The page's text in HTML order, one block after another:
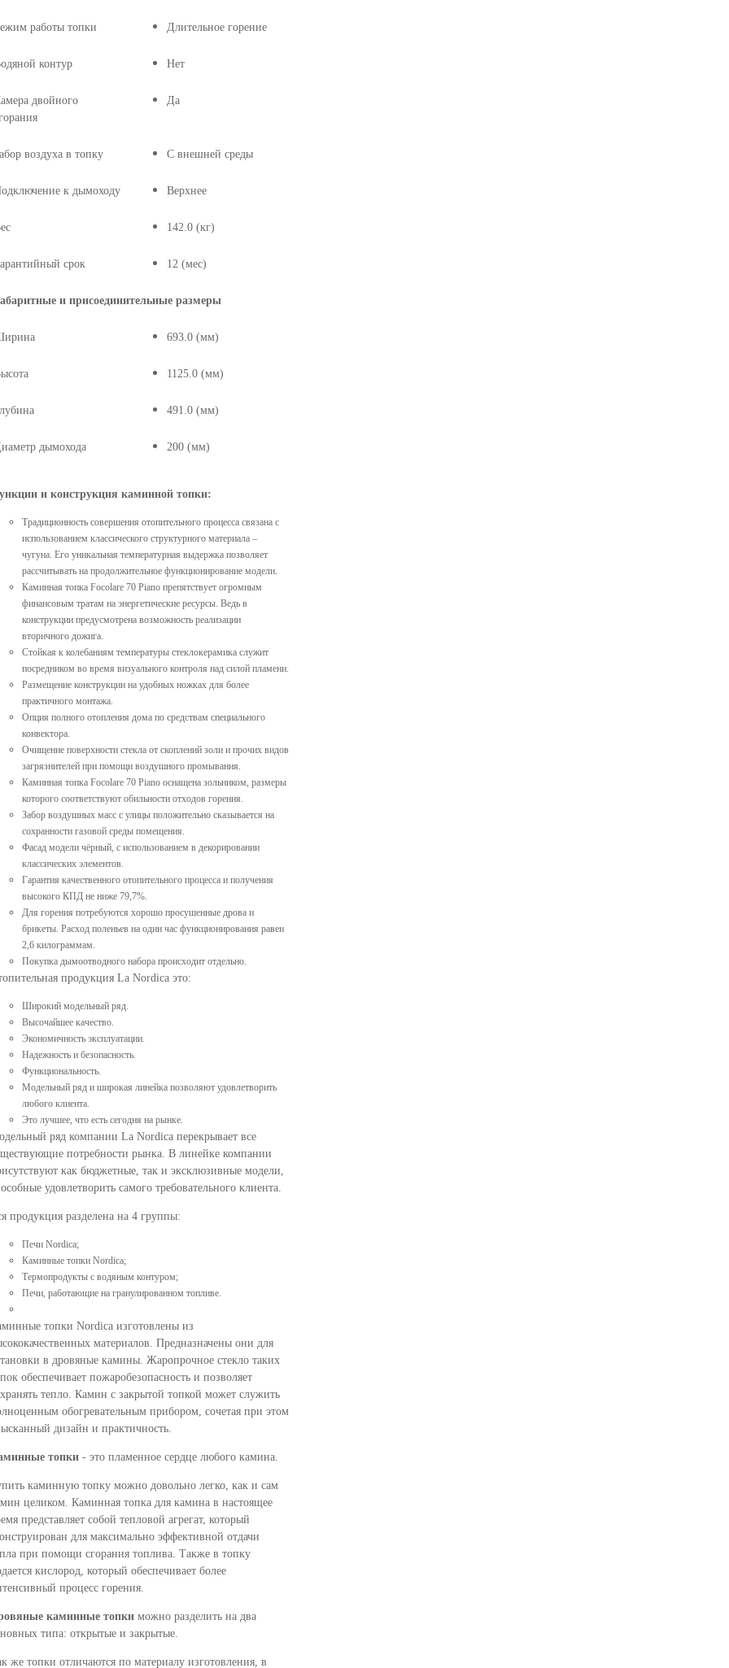
работы топки Длительное горение
контур Нет
двойного
Да
воздуха в топку С внешней среды
к дымоходу Верхнее
142.0 (кг)
срок 12 (мес)
и присоединительные размеры
693.0 (мм)
1125.0 (мм)
491.0 (мм)
дымохода 200 (мм)
и конструкция каминной топки:
Традиционность совершения отопительного процесса связана с
использованием классического структурного материала –
чугуна. Его уникальная температурная выдержка позволяет
рассчитывать на продолжительное функционирование модели.
Каминная топка Focolare 70 Piano препятствует огромным
финансовым тратам на энергетические ресурсы. Ведь в
конструкции предусмотрена возможность реализации
вторичного дожига.
Стойкая к колебаниям температуры стеклокерамика служит
посредником во время визуального контроля над силой пламени.
Размещение конструкции на удобных ножках для более
практичного монтажа.
Опция полного отопления дома по средствам специального
конвектора.
Очищение поверхности стекла от скоплений золи и прочих видов
загрязнителей при помощи воздушного промывания.
Каминная топка Focolare 70 Piano оснащена зольником, размеры
которого соответствуют обильности отходов горения.
Забор воздушных масс с улицы положительно сказывается на
сохранности газовой среды помещения.
Фасад модели чёрный, с использованием в декорировании
классических элементов.
Гарантия качественного отопительного процесса и получения
высокого КПД не ниже 79,7%.
Для горения потребуются хорошо просушенные дрова и
брикеты. Расход поленьев на один час функционирования равен
2,6 килограммам.
Покупка дымоотводного набора происходит отдельно.
продукция La Nordica это:
Широкий модельный ряд.
Высочайшее качество.
Экономичность эксплуатации.
Надежность и безопасность.
Функциональность.
Модельный ряд и широкая линейка позволяют удовлетворить
любого клиента.
Это лучшее, что есть сегодня на рынке.
ряд компании La Nordica перекрывает все
потребности рынка. В линейке компании
как бюджетные, так и эксклюзивные модели,
удовлетворить самого требовательного клиента.
продукция разделена на 4 группы:
Печи Nordica;
Каминные топки Nordica;
Термопродукты с водяным контуром;
Печи, работающие на гранулированном топливе.
топки Nordica изготовлены из
материалов. Предназначены они для
в дровяные камины. Жаропрочное стекло таких
обеспечивает пожаробезопасность и позволяет
тепло. Камин с закрытой топкой может служить
обогревательным прибором, сочетая при этом
дизайн и практичность.
топки- это пламенное сердце любого камина.
каминную топку можно довольно легко, как и сам
целиком. Каминная топка для камина в настоящее
представляет собой тепловой агрегат, который
для максимально эффективной отдачи
при помощи сгорания топлива. Также в топку
кислород, который обеспечивает более
процесс горения.
каминные топкиможно разделить на два
типа: открытые и закрытые.
же топки отличаются по материалу изготовления, в